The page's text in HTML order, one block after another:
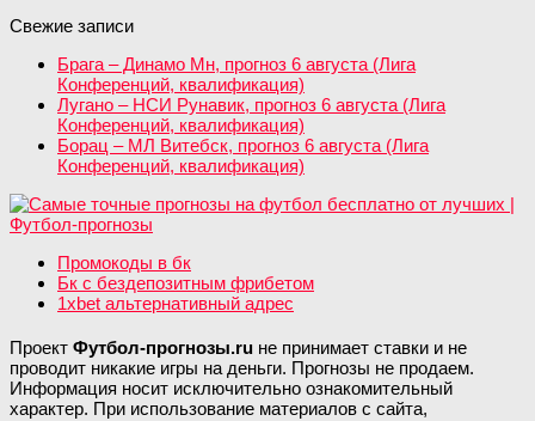
Свежие записи
Брага – Динамо Мн, прогноз 6 августа (Лига
Конференций, квалификация)
Лугано – НСИ Рунавик, прогноз 6 августа (Лига
Конференций, квалификация)
Борац – МЛ Витебск, прогноз 6 августа (Лига
Конференций, квалификация)
Промокоды в бк
Бк с бездепозитным фрибетом
1xbet альтернативный адрес
Проект Футбол-прогнозы.ru не принимает ставки и не
проводит никакие игры на деньги. Прогнозы не продаем.
Информация носит исключительно ознакомительный
характер. При использование материалов с сайта,